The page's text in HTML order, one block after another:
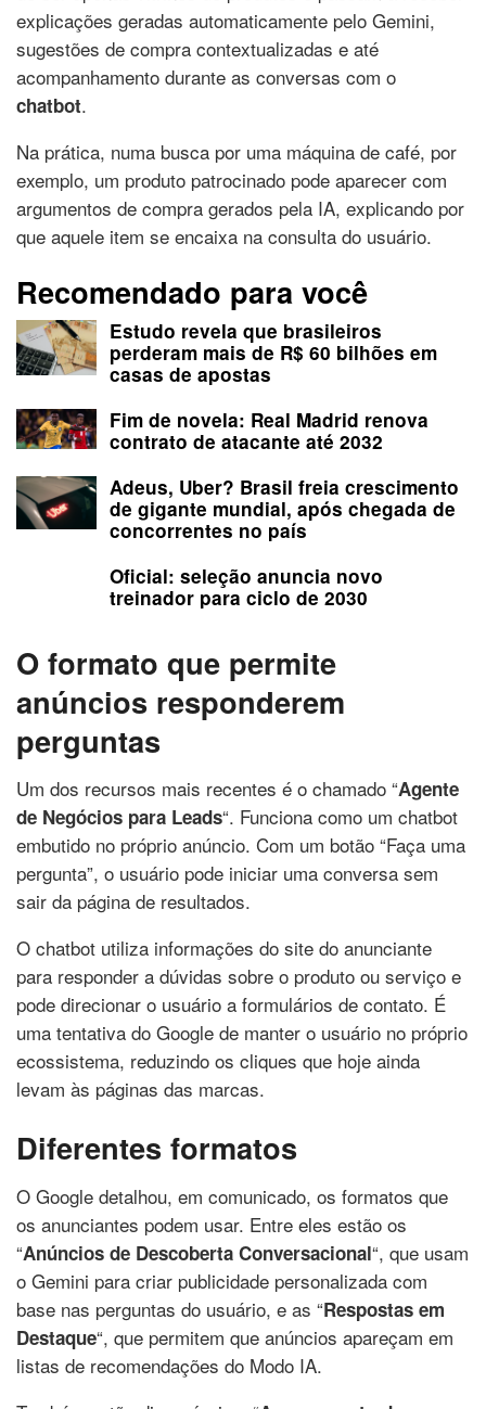
explicações geradas automaticamente pelo Gemini,
sugestões de compra contextualizadas e até
acompanhamento durante as conversas com o
chatbot.
Na prática, numa busca por uma máquina de café, por
exemplo, um produto patrocinado pode aparecer com
argumentos de compra gerados pela IA, explicando por
que aquele item se encaixa na consulta do usuário.
Recomendado para você
Estudo revela que brasileiros
perderam mais de R$ 60 bilhões em
casas de apostas
Fim de novela: Real Madrid renova
contrato de atacante até 2032
Adeus, Uber? Brasil freia crescimento
de gigante mundial, após chegada de
concorrentes no país
Oficial: seleção anuncia novo
treinador para ciclo de 2030
O formato que permite
anúncios responderem
perguntas
Um dos recursos mais recentes é o chamado “Agente
de Negócios para Leads“. Funciona como um chatbot
embutido no próprio anúncio. Com um botão “Faça uma
pergunta”, o usuário pode iniciar uma conversa sem
sair da página de resultados.
O chatbot utiliza informações do site do anunciante
para responder a dúvidas sobre o produto ou serviço e
pode direcionar o usuário a formulários de contato. É
uma tentativa do Google de manter o usuário no próprio
ecossistema, reduzindo os cliques que hoje ainda
levam às páginas das marcas.
Diferentes formatos
O Google detalhou, em comunicado, os formatos que
os anunciantes podem usar. Entre eles estão os
“Anúncios de Descoberta Conversacional“, que usam
o Gemini para criar publicidade personalizada com
base nas perguntas do usuário, e as “Respostas em
Destaque“, que permitem que anúncios apareçam em
listas de recomendações do Modo IA.